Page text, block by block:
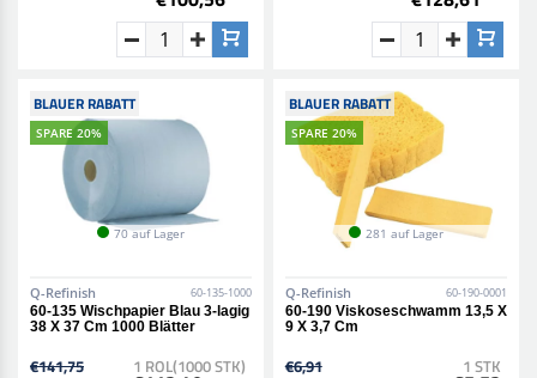
BLAUER RABATT
SPARE 20%
70 auf Lager
Q-Refinish 60-135-1000
60-135 Wischpapier Blau 3-lagig
38 X 37 Cm 1000 Blätter
€141,75 1 ROL(1000 STK)
BLAUER RABATT
SPARE 20%
281 auf Lager
Q-Refinish 60-190-0001
60-190 Viskoseschwamm 13,5 X
9 X 3,7 Cm
€6,91 1 STK